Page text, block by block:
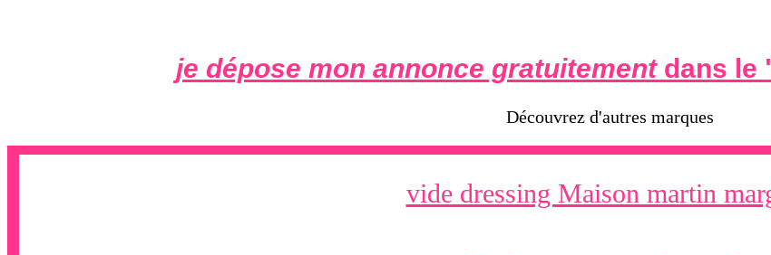
je dépose mon annonce gratuitementdans le
Découvrez d'autres marques
vide dressing Maison martin